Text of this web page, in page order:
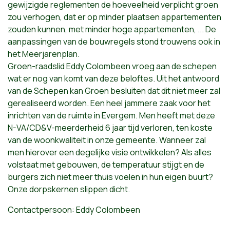
gewijzigde reglementen de hoeveelheid verplicht groen
zou verhogen, dat er op minder plaatsen appartementen
zouden kunnen, met minder hoge appartementen, ... De
aanpassingen van de bouwregels stond trouwens ook in
het Meerjarenplan.
Groen-raadslid Eddy Colombeen vroeg aan de schepen
wat er nog van komt van deze beloftes. Uit het antwoord
van de Schepen kan Groen besluiten dat dit niet meer zal
gerealiseerd worden. Een heel jammere zaak voor het
inrichten van de ruimte in Evergem. Men heeft met deze
N-VA/CD&V-meerderheid 6 jaar tijd verloren, ten koste
van de woonkwaliteit in onze gemeente. Wanneer zal
men hierover een degelijke visie ontwikkelen? Als alles
volstaat met gebouwen, de temperatuur stijgt en de
burgers zich niet meer thuis voelen in hun eigen buurt?
Onze dorpskernen slippen dicht.
Contactpersoon: Eddy Colombeen